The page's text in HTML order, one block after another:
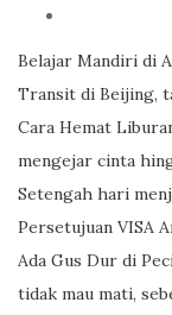
Belajar Mandiri di
Transit di Beijing,
Cara Hemat
mengejar cinta
Setengah hari
Persetujuan VISA
Ada Gus Dur di
tidak mau mati,